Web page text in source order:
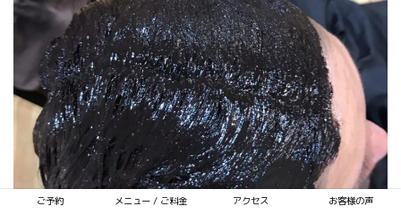
ご予約 メニュー / ご料金 アクセス お客様の声